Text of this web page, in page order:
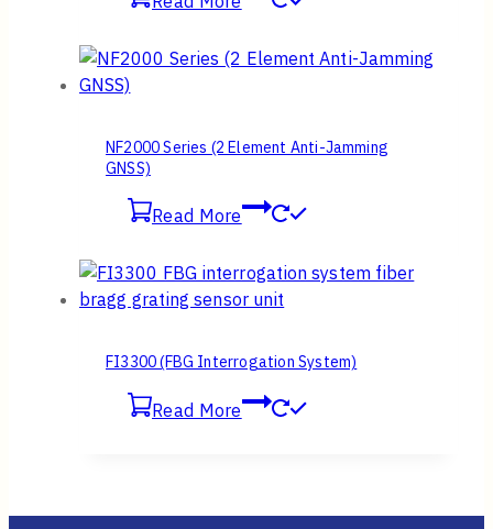
NF2000 Series (2 Element Anti-Jamming
GNSS)
Read More
FI3300 (FBG Interrogation System)
Read More